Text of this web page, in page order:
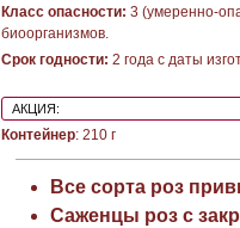
Класс опасности: 3 (умеренно-
биоорганизмов.
Срок годности: 2 года с даты
АКЦИЯ:
Контейнер: 210 г
Все сорта роз
Саженцы роз с